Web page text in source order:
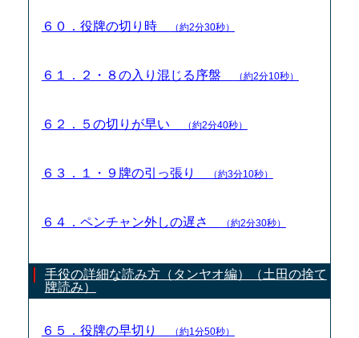
６０．役牌の切り時 （約2分30秒）
６１．２・８の入り混じる序盤 （約2分10秒）
６２．５の切りが早い （約2分40秒）
６３．１・９牌の引っ張り （約3分10秒）
６４．ペンチャン外しの遅さ （約2分30秒）
手役の詳細な読み方（タンヤオ編）（土田の捨て
牌読み）
６５．役牌の早切り （約1分50秒）